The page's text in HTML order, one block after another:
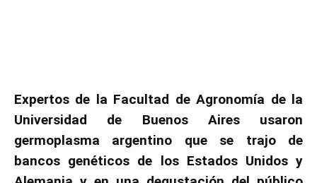
Expertos de la Facultad de Agronomía de la
Universidad de Buenos Aires usaron
germoplasma argentino que se trajo de
bancos genéticos de los Estados Unidos y